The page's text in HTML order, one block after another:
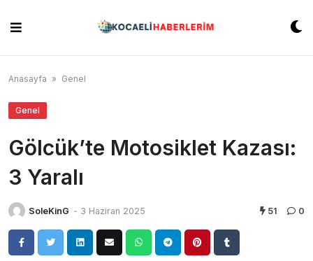
content
Anasayfa » Genel
Genel
Gölcük’te Motosiklet Kazası:
3 Yaralı
SoleKinG - 3 Haziran 2025 51 0